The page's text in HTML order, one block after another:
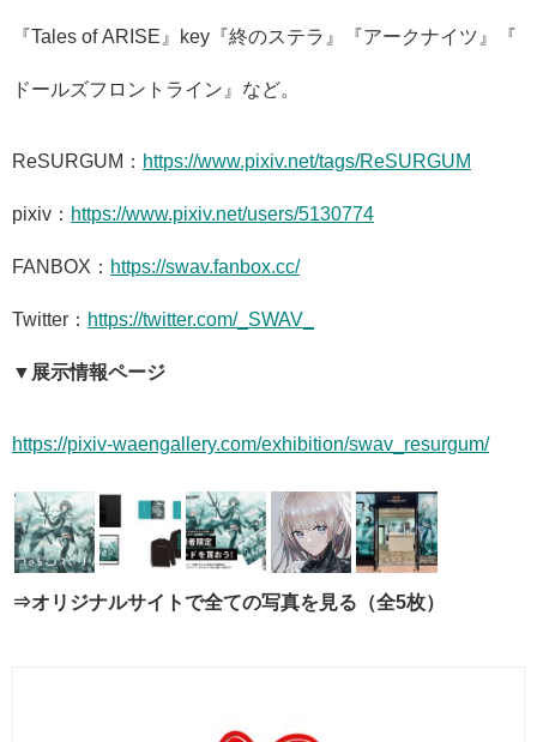
『Tales of ARISE』key『終のステラ』『アークナイツ』『
ドールズフロントライン』など。
ReSURGUM： https://www.pixiv.net/tags/ReSURGUM
pixiv： https://www.pixiv.net/users/5130774
FANBOX： https://swav.fanbox.cc/
Twitter： https://twitter.com/_ SWAV_
▼展示情報ページ
https://pixiv-waengallery.com/exhibition/swav_resurgum/
⇒オリジナルサイトで全ての写真を見る（全5枚）